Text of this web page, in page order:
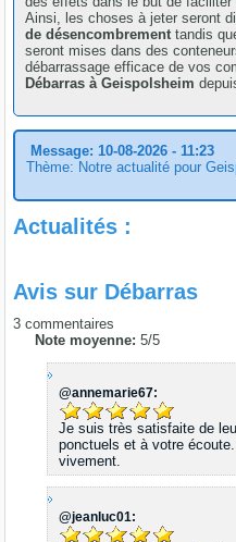
Ainsi, les choses à jeter seront
de désencombrement tandis
seront mises dans des
débarrassage efficace de vos
Débarras à Geispolsheim
Message: 10-08-2026 - 11:23
Thème: Notre actualité pour
Actualités :
Avis sur Débarras
3 commentaires
Note moyenne:5/5
@annemarie67:
Je suis très satisfaite de
ponctuels et à votre
vivement.
@jeanluc01: